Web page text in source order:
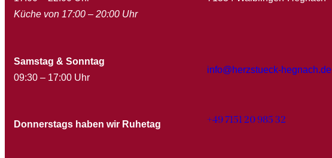
Küche von 17:00 – 20:00 Uhr
Samstag & Sonntag
09:30 – 17:00 Uhr
Donnerstags haben wir Ruhetag
info@herzstueck-hegnach.de
+49 7151 20 985 32